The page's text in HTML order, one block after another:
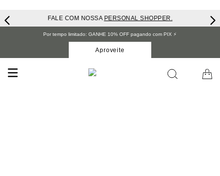
FALE COM NOSSA PERSONAL SHOPPER.
Por tempo limitado: GANHE 10% OFF pagando com PIX ⚡️
Aproveite